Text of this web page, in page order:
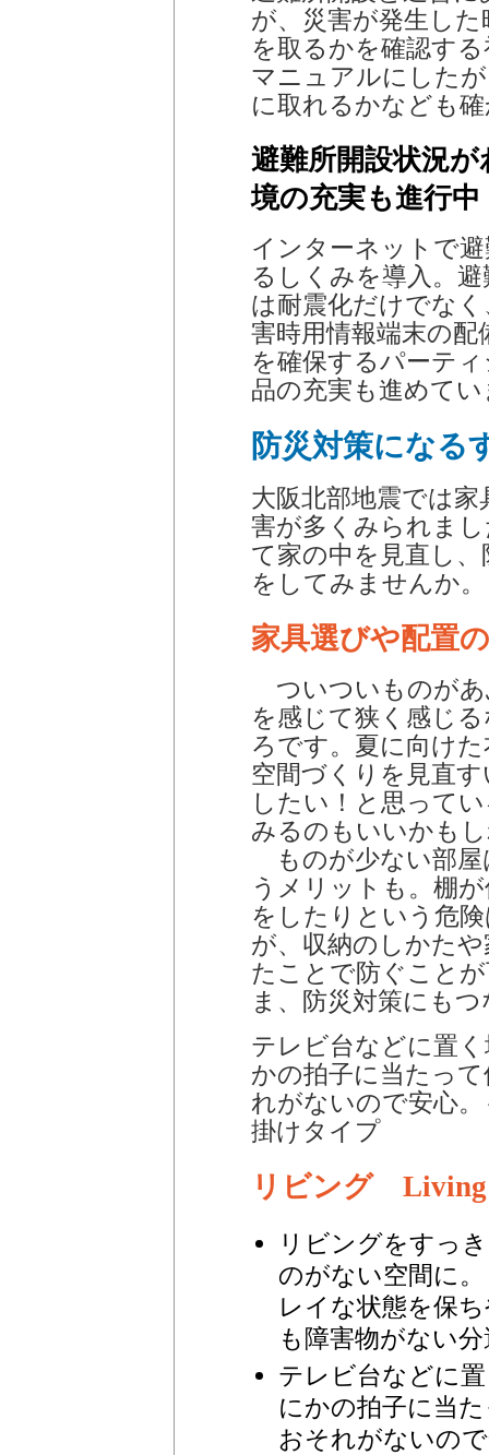
が、災害が発生し
を取るかを確認す
マニュアルにした
に取れるかなども
避難所開設状況
境の充実も進行中
インターネットで
るしくみを導入。
は耐震化だけでな
害時用情報端末の
を確保するパーテ
品の充実も進めて
防災対策になる
大阪北部地震では
害が多くみられま
て家の中を見直し
をしてみませんか。
家具選びや配置
ついついものがあ
を感じて狭く感じ
ろです。夏に向け
空間づくりを見直
したい！と思って
みるのもいいかも
ものが少ない部屋
うメリットも。棚
をしたりという危
が、収納のしかた
たことで防ぐこと
ま、防災対策にも
テレビ台などに置
かの拍子に当たっ
れがないので安心
掛けタイプ
リビング Living
リビングをすっ
のがない空間に
レイな状態を保
も障害物がない
テレビ台などに
にかの拍子に当
おそれがないの